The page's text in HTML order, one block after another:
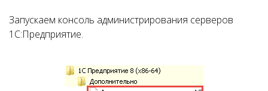
Запускаем консоль администрирования серверов
1С:Предприятие.